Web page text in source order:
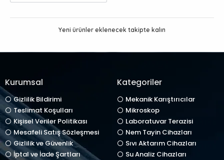
Yeni ürünler eklenecek takipte kalın
Kurumsal
Gizlilik Bildirimi
Teslimat Koşulları
Kişisel Veriler Politikası
Mesafeli Satış Sözleşmesi
Gizlilik ve Güvenlik
İptal ve İade Şartları
Kategoriler
Mekanik Karıştırıcılar
Mikroskop
Laboratuvar Terazisi
Nem Tayin Cihazları
Sıvı Aktarım Cihazları
Su Analiz Cihazları